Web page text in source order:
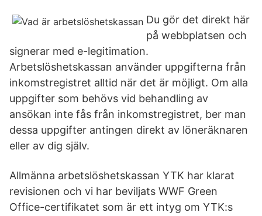
Du gör det direkt här
på webbplatsen och
signerar med e-legitimation.
Arbetslöshetskassan använder uppgifterna från
inkomstregistret alltid när det är möjligt. Om alla
uppgifter som behövs vid behandling av
ansökan inte fås från inkomstregistret, ber man
dessa uppgifter antingen direkt av löneräknaren
eller av dig själv.
Allmänna arbetslöshetskassan YTK har klarat
revisionen och vi har beviljats WWF Green
Office-certifikatet som är ett intyg om YTK:s